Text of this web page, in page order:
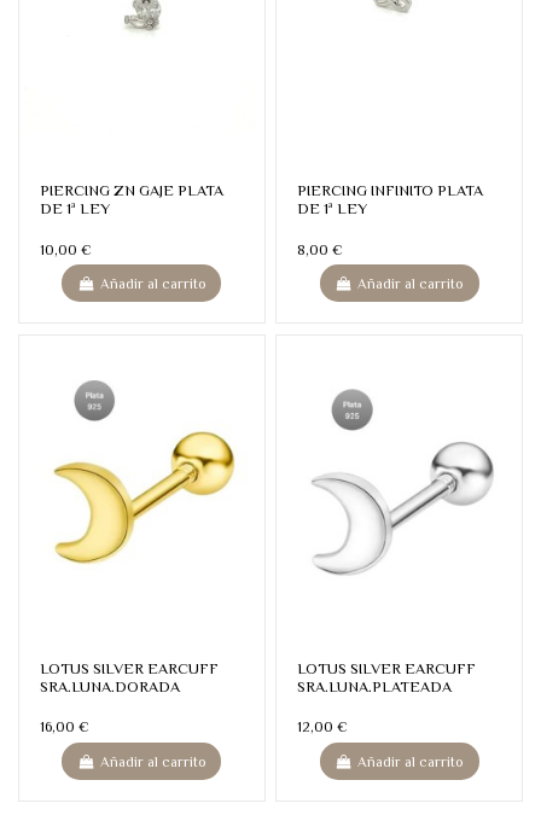
PIERCING ZN GAJE PLATA
DE 1ª LEY
10,00 €
Añadir al carrito
PIERCING INFINITO PLATA
DE 1ª LEY
8,00 €
Añadir al carrito
LOTUS SILVER EARCUFF
SRA.LUNA.DORADA
16,00 €
Añadir al carrito
LOTUS SILVER EARCUFF
SRA.LUNA.PLATEADA
12,00 €
Añadir al carrito